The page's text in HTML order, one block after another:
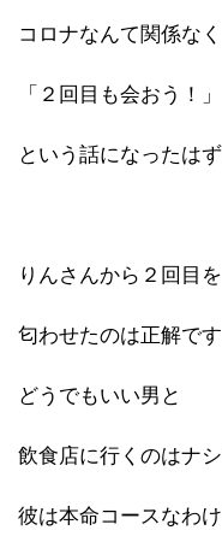
コロナなんて関係なく
「２回目も会おう！」
という話になったはず
りんさんから２回目を
匂わせたのは正解です
どうでもいい男と
飲食店に行くのはナ
彼は本命コースなわ